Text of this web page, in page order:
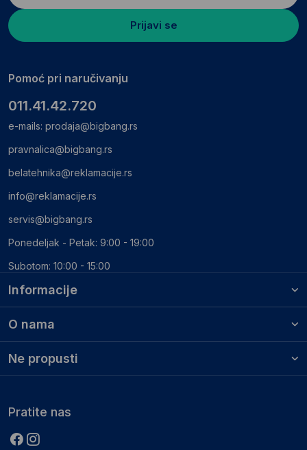
Informacije
O nama
Ne propusti
Prijavi se
Pomoć pri naručivanju
011.41.42.720
e-mails: prodaja@bigbang.rs
pravnalica@bigbang.rs
belatehnika@reklamacije.rs
info@reklamacije.rs
servis@bigbang.rs
Ponedeljak - Petak: 9:00 - 19:00
Subotom: 10:00 - 15:00
Pratite nas